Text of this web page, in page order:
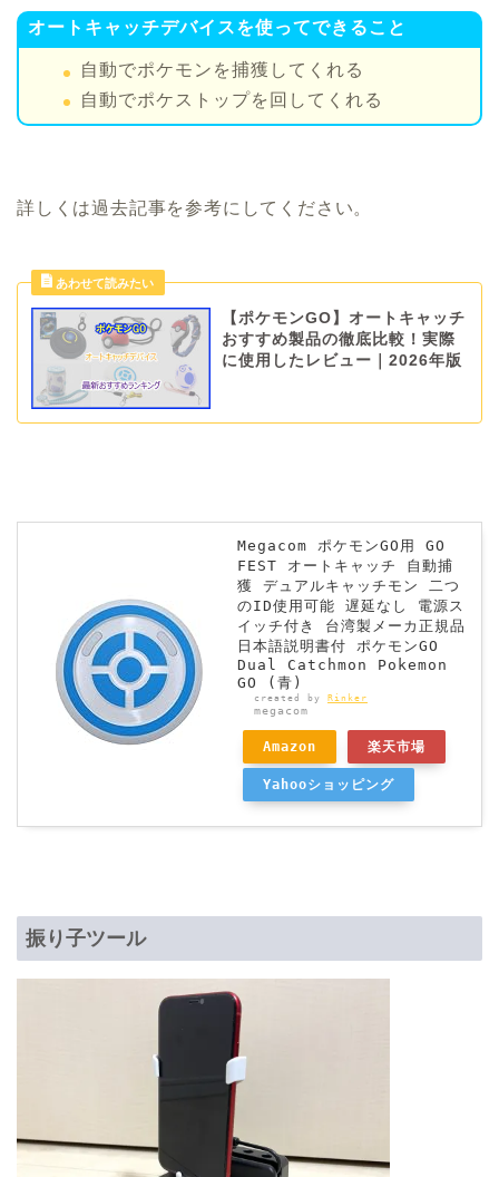
オートキャッチデバイスを使ってできること
自動でポケモンを捕獲してくれる
自動でポケストップを回してくれる
詳しくは過去記事を参考にしてください。
【ポケモンGO】オートキャッチ
おすすめ製品の徹底比較！実際
に使用したレビュー｜2026年版
Megacom ポケモンGO用 GO
FEST オートキャッチ 自動捕
獲 デュアルキャッチモン 二つ
のID使用可能 遅延なし 電源ス
イッチ付き 台湾製メーカ正規品
日本語説明書付 ポケモンGO
Dual Catchmon Pokemon
GO (青)
created by Rinker
megacom
Amazon 楽天市場
Yahooショッピング
振り子ツール